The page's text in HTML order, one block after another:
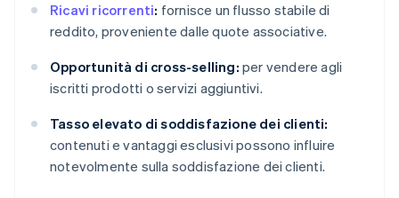
Ricavi ricorrenti: fornisce un flusso stabile di
reddito, proveniente dalle quote associative.
Opportunità di cross-selling: per vendere agli
iscritti prodotti o servizi aggiuntivi.
Tasso elevato di soddisfazione dei clienti:
contenuti e vantaggi esclusivi possono influire
notevolmente sulla soddisfazione dei clienti.